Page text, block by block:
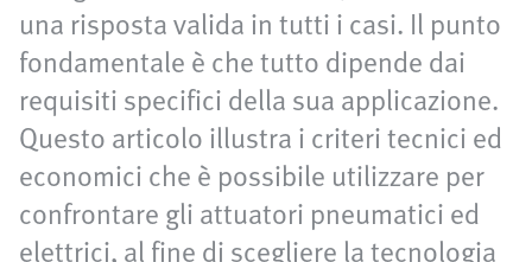
una risposta valida in tutti i casi. Il punto
fondamentale è che tutto dipende dai
requisiti specifici della sua applicazione.
Questo articolo illustra i criteri tecnici ed
economici che è possibile utilizzare per
confrontare gli attuatori pneumatici ed
elettrici, al fine di scegliere la tecnologia